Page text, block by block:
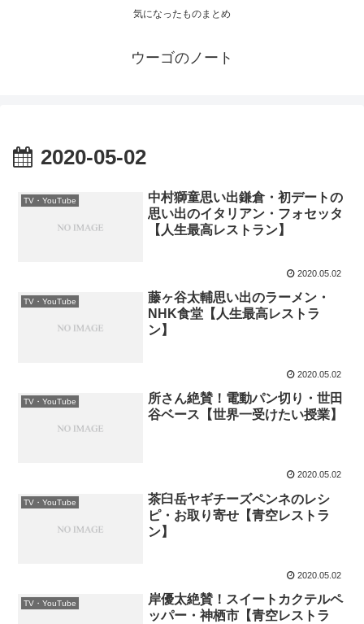
気になったものまとめ
ウーゴのノート
2020-05-02
TV・YouTube
中村獅童思い出鎌倉・初デートの
思い出のイタリアン・フォセッタ
【人生最高レストラン】
2020.05.02
TV・YouTube
藤ヶ谷太輔思い出のラーメン・
NHK食堂【人生最高レストラ
ン】
2020.05.02
TV・YouTube
所さん絶賛！電動パン切り・世田
谷ベース【世界一受けたい授業】
2020.05.02
TV・YouTube
茶臼岳ヤギチーズペンネのレシ
ピ・お取り寄せ【青空レストラ
ン】
2020.05.02
TV・YouTube
岸優太絶賛！スイートカクテルペ
ッパー・神栖市【青空レストラ